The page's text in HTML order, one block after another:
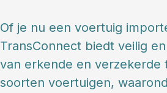
Of je nu een voertuig
TransConnect biedt veilig
van erkende en
soorten voertuigen,